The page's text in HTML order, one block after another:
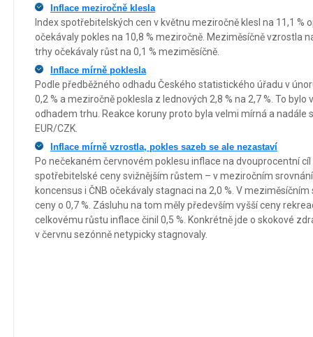
Inflace meziročně klesla
Index spotřebitelských cen v květnu meziročně klesl na 11,1 %
očekávaly pokles na 10,8 % meziročně. Meziměsíčně vzrostla
trhy očekávaly růst na 0,1 % meziměsíčně.
Inflace mírně poklesla
Podle předběžného odhadu Českého statistického úřadu v
0,2 % a meziročně poklesla z lednových 2,8 % na 2,7 %. To
odhadem trhu. Reakce koruny proto byla velmi mírná a nadále
EUR/CZK.
Inflace mírně vzrostla, pokles sazeb se ale nezastaví
Po nečekaném červnovém poklesu inflace na dvouprocentní
spotřebitelské ceny svižnějším růstem – v meziročním
koncensus i ČNB očekávaly stagnaci na 2,0 %. V
ceny o 0,7 %. Zásluhu na tom měly především vyšší ceny
celkovému růstu inflace činil 0,5 %. Konkrétně jde o skokové
v červnu sezónně netypicky stagnovaly.